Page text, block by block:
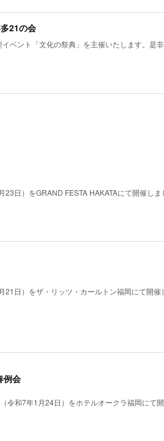
21の会
ベント「文化の祭典」を主催いたします。是
日）をGRAND FESTA HAKATAにて開催しま
日）をザ・リッツ・カールトン福岡にて開催
例会
令和7年1月24日）をホテルオークラ福岡にて開